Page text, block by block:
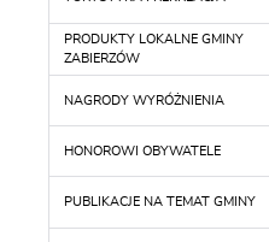
PRODUKTY LOKALNE GMINY
ZABIERZÓW
NAGRODY WYRÓŻNIENIA
HONOROWI OBYWATELE
PUBLIKACJE NA TEMAT GMINY